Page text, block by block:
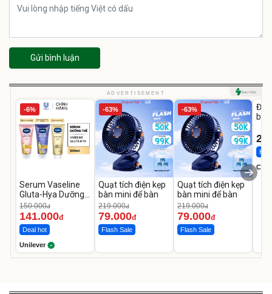
Gửi bình luận
ADVERTISEMENT
-6%
Serum Vaseline
Gluta-Hya Dưỡng
Da Sáng Mịn Sau 7
Ngày
150.000đ
141.000đ
Deal hot
Unilever
-63%
Quạt tích điện kẹp
bàn mini để bàn
219.000đ
79.000đ
Flash Sale
-63%
Quạt tích điện kẹp
bàn mini để bàn
219.000đ
79.000đ
Flash Sale
Đai
bé
Hot